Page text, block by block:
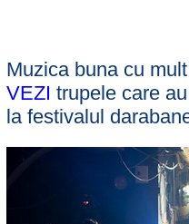
Muzica buna cu
VEZI trupele care
la festivalul